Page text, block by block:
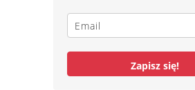
Zapisz się!